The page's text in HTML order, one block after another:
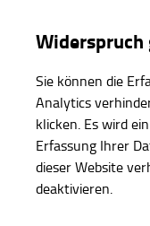
Sie können die
Analytics
klicken. Es wird
Erfassung Ihrer
dieser Website
deaktivieren.